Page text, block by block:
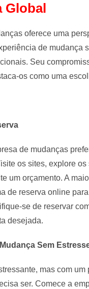
Global
oferece uma
de mudança
Seu
os como uma
de mudanças
os sites, explore os
um orçamento. A
de reserva online
se de reservar
desejada.
Sem
mas com um
ser. Comece a